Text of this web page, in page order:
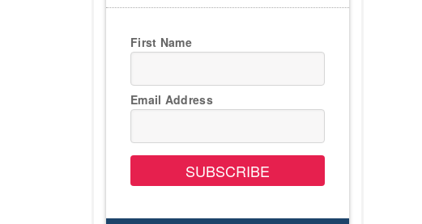
First Name
Email Address
SUBSCRIBE